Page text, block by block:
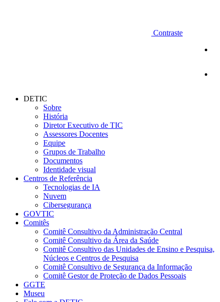
Contraste
DETIC
Sobre
História
Diretor Executivo de TIC
Assessores Docentes
Equipe
Grupos de Trabalho
Documentos
Identidade visual
Centros de Referência
Tecnologias de IA
Nuvem
Cibersegurança
GOVTIC
Comitês
Comitê Consultivo da Administração Central
Comitê Consultivo da Área da Saúde
Comitê Consultivo das Unidades de Ensino e Pesquisa,
Núcleos e Centros de Pesquisa
Comitê Consultivo de Segurança da Informação
Comitê Gestor de Proteção de Dados Pessoais
GGTE
Museu